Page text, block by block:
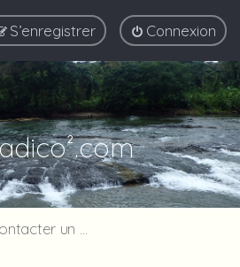
Connexion
S’enregistrer